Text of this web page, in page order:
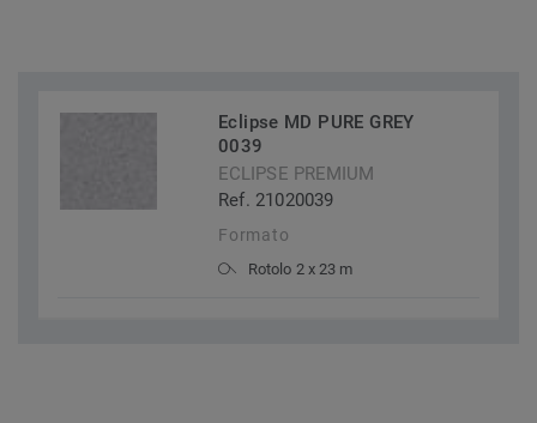
Eclipse MD PURE GREY
0039
ECLIPSE PREMIUM
Ref. 21020039
Formato
Rotolo 2 x 23 m